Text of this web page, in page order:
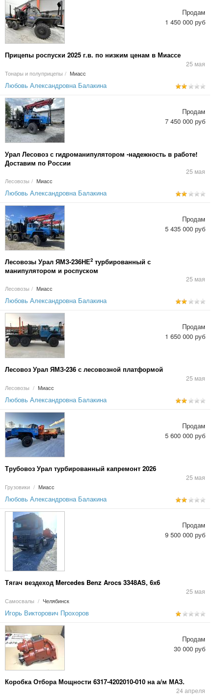
Прицепы роспуски 2025 г.в. по низким ценам в Миассе
25 мая
Тонары и полуприцепы / Миасс
Продам
1 450 000 руб
Любовь Александровна Балакина
Урал Лесовоз с гидроманипулятором -надежность в работе!
Доставим по России
25 мая
Лесовозы / Миасс
Продам
7 450 000 руб
Любовь Александровна Балакина
Лесовозы Урал ЯМЗ-236НЕ2 турбированный с
манипулятором и роспуском
25 мая
Лесовозы / Миасс
Продам
5 435 000 руб
Любовь Александровна Балакина
Лесовоз Урал ЯМЗ-236 с лесовозной платформой
25 мая
Лесовозы / Миасс
Продам
1 650 000 руб
Любовь Александровна Балакина
Трубовоз Урал турбированный капремонт 2026
25 мая
Грузовики / Миасс
Продам
5 600 000 руб
Любовь Александровна Балакина
Тягач вездеход Mercedes Benz Arocs 3348AS, 6х6
25 мая
Самосвалы / Челябинск
Продам
9 500 000 руб
Игорь Викторович Прохоров
Коробка Отбора Мощности 6317-4202010-010 на а/м МАЗ.
24 апреля
Продам
30 000 руб